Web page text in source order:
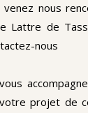
venez nous
Lattre de
nous
projet de